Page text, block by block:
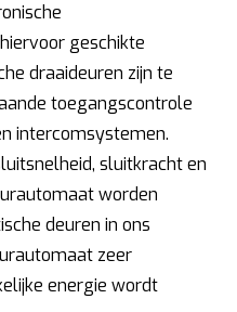
geschikte
draaideuren zijn te
toegangscontrole
intercomsystemen.
sluitkracht en
worden
deuren in ons
zeer
energie wordt